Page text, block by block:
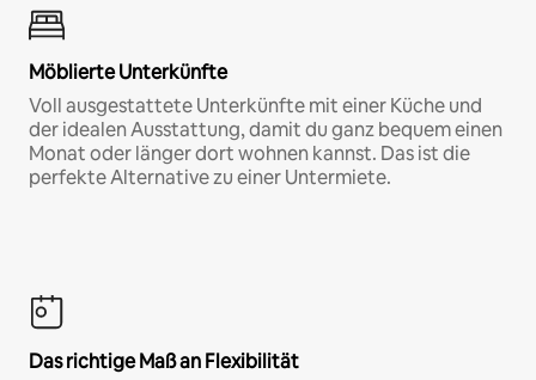
Möblierte Unterkünfte
Voll ausgestattete Unterkünfte mit einer Küche und
der idealen Ausstattung, damit du ganz bequem einen
Monat oder länger dort wohnen kannst. Das ist die
perfekte Alternative zu einer Untermiete.
Das richtige Maß an Flexibilität